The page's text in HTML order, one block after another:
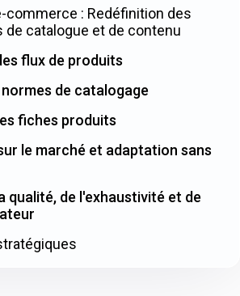
commerce : Redéfinition des
catalogue et de contenu
flux de produits
de catalogage
fiches produits
le marché et adaptation sans
qualité, de l'exhaustivité et de